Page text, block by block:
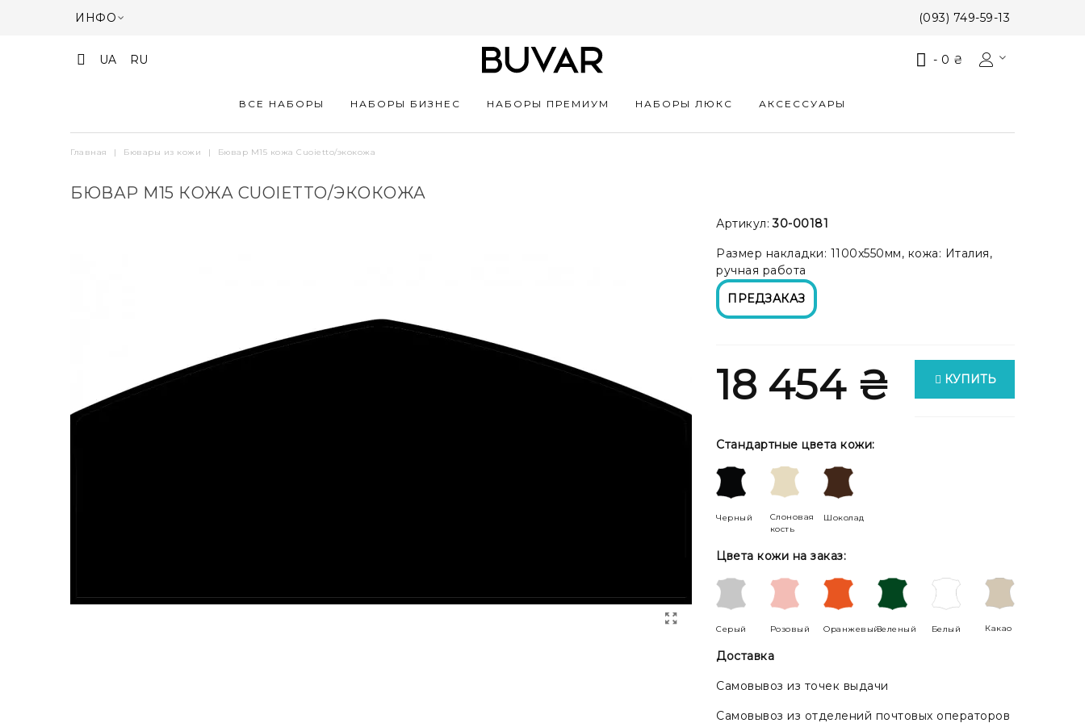
ИНФО (093) 749-59-13
UA RU - 0 ₴
ВСЕ НАБОРЫ НАБОРЫ БИЗНЕС НАБОРЫ ПРЕМИУМ НАБОРЫ ЛЮКС АКСЕССУАРЫ
Главная | Бювары из кожи | Бювар М15 кожа Cuoietto/экокожа
БЮВАР М15 КОЖА CUOIETTO/ЭКОКОЖА
Артикул: 30-00181
Размер накладки: 1100x550мм, кожа: Италия,
ручная работа
ПРЕДЗАКАЗ
18 454 ₴ КУПИТЬ
Стандартные цвета кожи:
Черный
Слоновая
кость
Шоколад
Цвета кожи на заказ:
Серый Розовый ОранжевыйЗеленый Белый Какао
Доставка
Самовывоз из точек выдачи
Самовывоз из отделений почтовых операторов